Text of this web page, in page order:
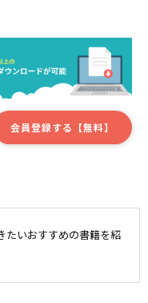
会員登録する【無料】
たいおすすめの書籍を紹